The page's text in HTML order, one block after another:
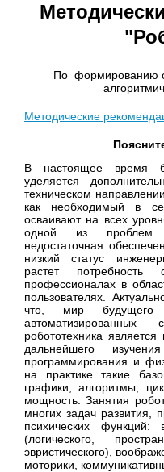
По формированию
Методические
В настоящее время
уделяется
техническом
как необходимый в
осваивают на всех
одной из проблем
недостаточная
низкий статус
растет
профессионалах в
пользователях.
что, мир
робототехника
дальнейшего
программирования и
на практике такие
графики, алгоритмы,
мощность. Занятия
многих задач развития,
психических
(логического,
эвристического),
моторики,